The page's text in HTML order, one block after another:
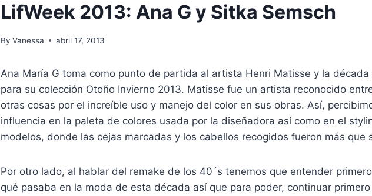
LifWeek 2013: Ana G y Sitka Semsch
By Vanessa abril 17, 2013
Ana María G toma como punto de partida al artista Henri Matisse y la década
para su colección Otoño Invierno 2013. Matisse fue un artista reconocido
otras cosas por el increíble uso y manejo del color en sus obras. Así,
influencia en la paleta de colores usada por la diseñadora así como en el
modelos, donde las cejas marcadas y los cabellos recogidos fueron más que
Por otro lado, al hablar del remake de los 40´s tenemos que entender
qué pasaba en la moda de esta década así que para poder, continuar